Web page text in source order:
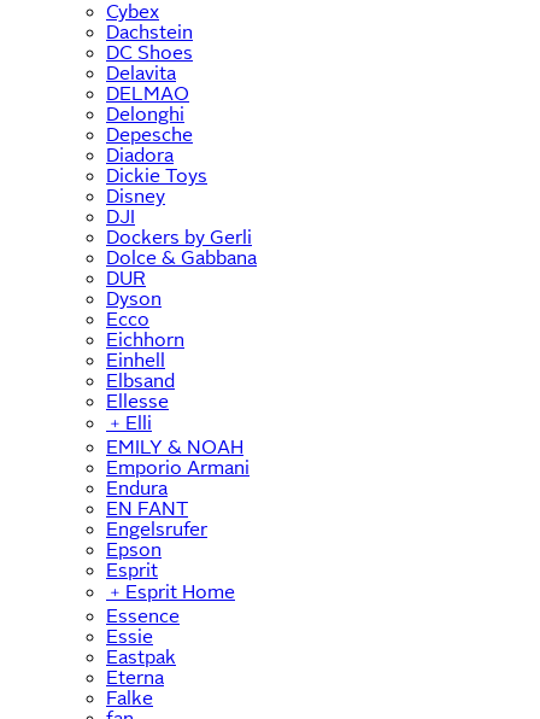
Cybex
Dachstein
DC Shoes
Delavita
DELMAO
Delonghi
Depesche
Diadora
Dickie Toys
Disney
DJI
Dockers by Gerli
Dolce & Gabbana
DUR
Dyson
Ecco
Eichhorn
Einhell
Elbsand
Ellesse
﹢ Elli
EMILY & NOAH
Emporio Armani
Endura
EN FANT
Engelsrufer
Epson
Esprit
﹢ Esprit Home
Essence
Essie
Eastpak
Eterna
Falke